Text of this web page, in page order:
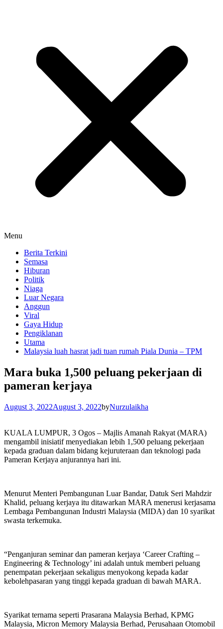
Menu
Berita Terkini
Semasa
Hiburan
Politik
Niaga
Luar Negara
Anggun
Viral
Gaya Hidup
Pengiklanan
Utama
Malaysia luah hasrat jadi tuan rumah Piala Dunia – TPM
Mara buka 1,500 peluang pekerjaan di
pameran kerjaya
August 3, 2022August 3, 2022byNurzulaikha
KUALA LUMPUR, 3 Ogos – Majlis Amanah Rakyat (MARA)
mengambil inisiatif menyediakan lebih 1,500 peluang pekerjaan
kepada graduan dalam bidang kejuruteraan dan teknologi pada
Pameran Kerjaya anjurannya hari ini.
Menurut Menteri Pembangunan Luar Bandar, Datuk Seri Mahdzir
Khalid, peluang kerjaya itu ditawarkan MARA menerusi kerjasama
Lembaga Pembangunan Industri Malaysia (MIDA) dan 10 syarikat
swasta terkemuka.
“Penganjuran seminar dan pameran kerjaya ‘Career Crafting –
Engineering & Technology’ ini adalah untuk memberi peluang
penempatan pekerjaan sekaligus menyokong kepada kadar
kebolehpasaran yang tinggi kepada graduan di bawah MARA.
Syarikat ternama seperti Prasarana Malaysia Berhad, KPMG
Malaysia, Micron Memory Malaysia Berhad, Perusahaan Otomobil